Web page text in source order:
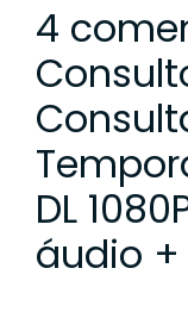
4
DL
áudio +